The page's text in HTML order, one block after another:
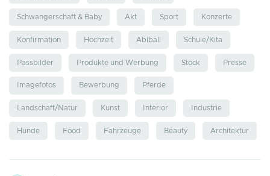
Schwangerschaft & Baby Akt Sport Konzerte
Konfirmation Hochzeit Abiball Schule/Kita
Passbilder Produkte und Werbung Stock Presse
Imagefotos Bewerbung Pferde
Landschaft/Natur Kunst Interior Industrie
Hunde Food Fahrzeuge Beauty Architektur